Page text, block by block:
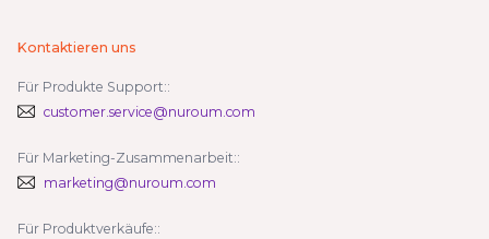
Kontaktieren uns
Für Produkte Support::
customer.service@nuroum.com
Für Marketing-Zusammenarbeit::
marketing@nuroum.com
Für Produktverkäufe::